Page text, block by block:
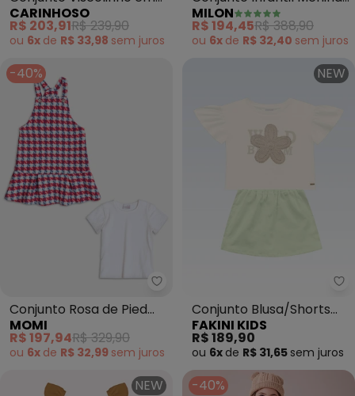
Poá (Rosa)
CARINHOSO
R$ 203,91R$ 239,90
ou 6x de R$ 33,98 sem juros
Bordado (Branco)
MILON
R$ 194,45R$ 388,90
ou 6x de R$ 32,40 sem juros
-40%
Momi - Conjunto Rosa de Pied
Conjunto Rosa de Pied
Coq (Branco)
MOMI
R$ 197,94R$ 329,90
ou 6x de R$ 32,99 sem juros
NEW
Conjunto Blusa/Shorts
Saia (Bege)
FAKINI KIDS
R$ 189,90
ou 6x de R$ 31,65 sem juros
NEW -40%